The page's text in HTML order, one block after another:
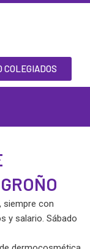
COLEGIADOS
siempre con
y salario. Sábado